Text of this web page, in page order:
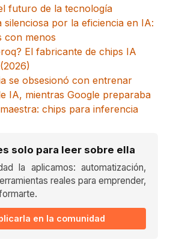
futuro de la tecnología
silenciosa por la eficiencia en IA:
con menos
El fabricante de chips IA
se obsesionó con entrenar
IA, mientras Google preparaba
chips para inferencia
solo para leer sobre ella
la aplicamos: automatización,
reales para emprender,
en la comunidad